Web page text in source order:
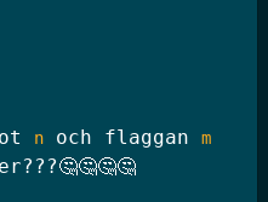
n och flaggan m